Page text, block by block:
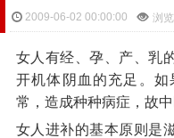
2009-06-02 00:00:00 浏览
女人有经、孕、产、乳
开机体阴血的充足。
常，造成种种病症，故中
女人进补的基本原则是